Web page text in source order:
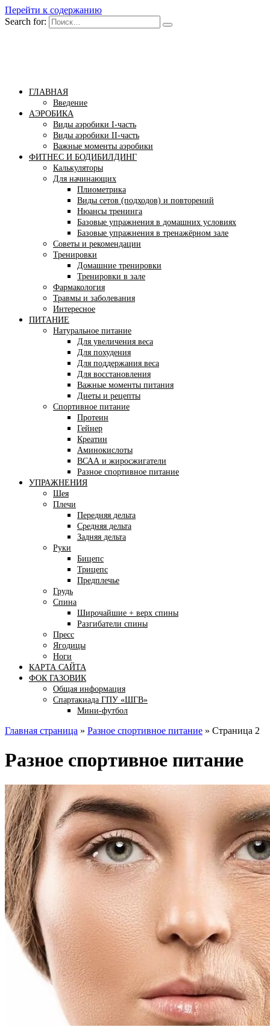
Перейти к содержанию
Search for:
ГЛАВНАЯ
Введение
АЭРОБИКА
Виды аэробики І-часть
Виды аэробики ІІ-часть
Важные моменты аэробики
ФИТНЕС И БОДИБИЛДИНГ
Калькуляторы
Для начинающих
Плиометрика
Виды сетов (подходов) и повторений
Нюансы тренинга
Базовые упражнения в домашних условиях
Базовые упражнения в тренажёрном зале
Советы и рекомендации
Тренировки
Домашние тренировки
Тренировки в зале
Фармакология
Травмы и заболевания
Интересное
ПИТАНИЕ
Натуральное питание
Для увеличения веса
Для похудения
Для поддержания веса
Для восстановления
Важные моменты питания
Диеты и рецепты
Спортивное питание
Протеин
Гейнер
Креатин
Аминокислоты
ВСАА и жиросжигатели
Разное спортивное питание
УПРАЖНЕНИЯ
Шея
Плечи
Передняя дельта
Средняя дельта
Задняя дельта
Руки
Бицепс
Трицепс
Предплечье
Грудь
Спина
Широчайшие + верх спины
Разгибатели спины
Пресс
Ягодицы
Ноги
КАРТА САЙТА
ФОК ГАЗОВИК
Общая информация
Спартакиада ГПУ «ШГВ»
Мини-футбол
Главная страница » Разное спортивное питание » Страница 2
Разное спортивное питание